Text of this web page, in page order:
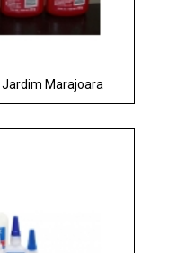
Marajoara